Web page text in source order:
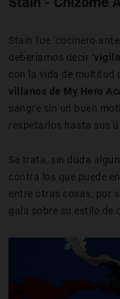
Stain fue ‘cocinero
deberíamos decir
con la vida de multitud
villanos de My Hero
sangre sin un buen
respetarlos hasta sus
Se trata, sin duda
contra los que puede
entre otras cosas, por
gala sobre su estilo de